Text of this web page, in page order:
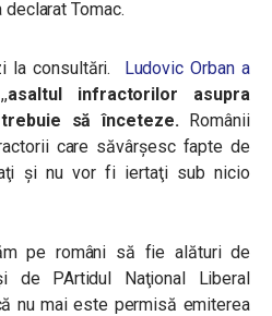
declarat Tomac.
la consultări.
Ludovic Orban a
asaltul infractorilor asupra
să înceteze.Românii
care săvârşesc fapte de
şi nu vor fi iertaţi sub nicio
pe români să fie alături de
de PArtidul Naţional Liberal
nu mai este permisă emiterea